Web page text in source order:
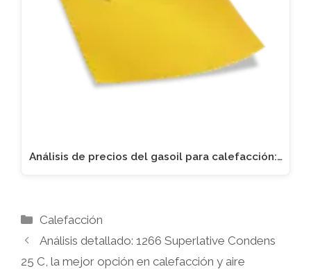
Análisis de precios del gasoil para calefacción:…
Categorías
Calefacción
Análisis detallado: 1266 Superlative Condens
25 C, la mejor opción en calefacción y aire